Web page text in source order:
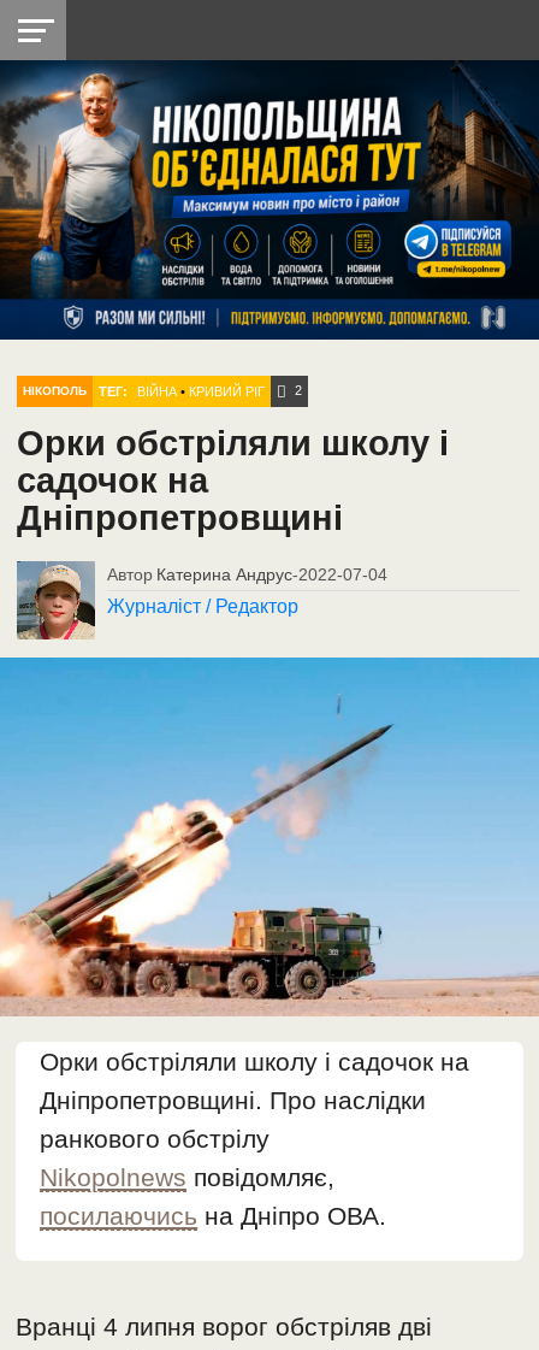
НІКОПОЛЬ
РАЙОН
СІЧЕСЛАВСЬКА
УКРАЇНА
РЕТРО
НІКОПОЛЬ
ЛАЙТ
УКРАЇНА
ДОПОМОГА
РАДІО
НІКОПОЛЬ ТЕГ: ВІЙНА •КРИВИЙ РІГ 2
Орки обстріляли школу і
садочок на
Дніпропетровщині
Автор Катерина Андрус-2022-07-04
Журналіст / Редактор
Орки обстріляли школу і садочок на
Дніпропетровщині. Про наслідки
ранкового обстрілу
Nikopolnews повідомляє,
посилаючись на Дніпро ОВА.
Вранці 4 липня ворог обстріляв дві